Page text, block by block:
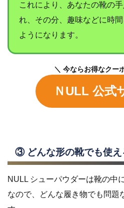
これにより、あなたの靴の
れ、その分、趣味などに時
ようになります。
＼ 今ならお得なクー
ＮULL 公式
③ どんな形の靴でも使え
NULL シューパウダーは靴の中
なので、どんな履き物でも問題